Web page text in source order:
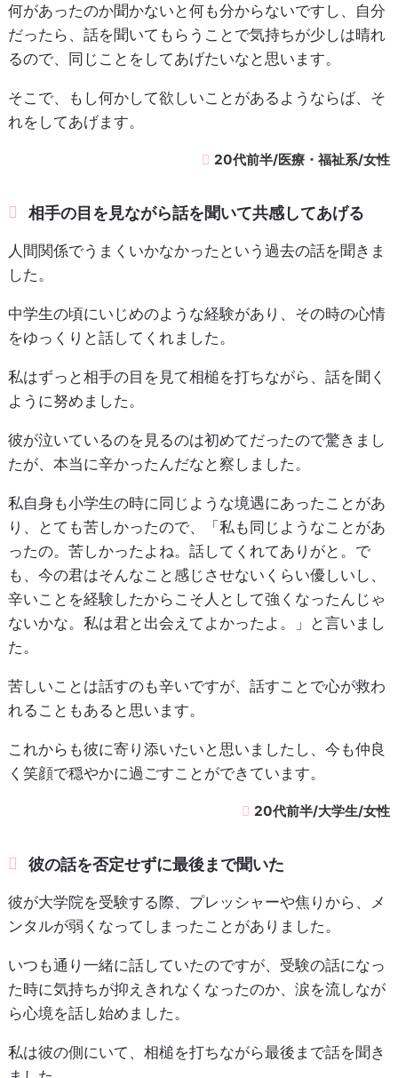
何があったのか聞かないと何も分からないですし、自分
だったら、話を聞いてもらうことで気持ちが少しは晴れ
るので、同じことをしてあげたいなと思います。
そこで、もし何かして欲しいことがあるようならば、そ
れをしてあげます。
20代前半/医療・福祉系/女性
相手の目を見ながら話を聞いて共感してあげる
人間関係でうまくいかなかったという過去の話を聞きま
した。
中学生の頃にいじめのような経験があり、その時の心情
をゆっくりと話してくれました。
私はずっと相手の目を見て相槌を打ちながら、話を聞く
ように努めました。
彼が泣いているのを見るのは初めてだったので驚きまし
たが、本当に辛かったんだなと察しました。
私自身も小学生の時に同じような境遇にあったことがあ
り、とても苦しかったので、「私も同じようなことがあ
ったの。苦しかったよね。話してくれてありがと。で
も、今の君はそんなこと感じさせないくらい優しいし、
辛いことを経験したからこそ人として強くなったんじゃ
ないかな。私は君と出会えてよかったよ。」と言いまし
た。
苦しいことは話すのも辛いですが、話すことで心が救わ
れることもあると思います。
これからも彼に寄り添いたいと思いましたし、今も仲良
く笑顔で穏やかに過ごすことができています。
20代前半/大学生/女性
彼の話を否定せずに最後まで聞いた
彼が大学院を受験する際、プレッシャーや焦りから、メ
ンタルが弱くなってしまったことがありました。
いつも通り一緒に話していたのですが、受験の話になっ
た時に気持ちが抑えきれなくなったのか、涙を流しなが
ら心境を話し始めました。
私は彼の側にいて、相槌を打ちながら最後まで話を聞き